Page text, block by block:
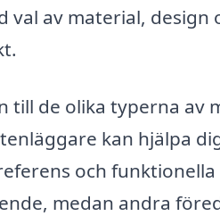
val av material,
till de olika typerna av
kan hjälpa
och
medan andra